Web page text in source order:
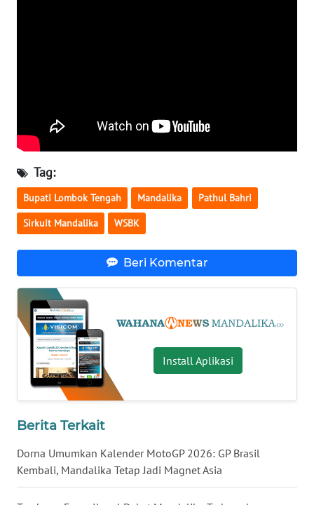
Tag:
Bupati Lombok Tengah Mandalika Pathul Bahri
Sirkuit Mandalika WSBK
Beri Komentar
Install Aplikasi
Berita Terkait
Dorna Umumkan Kalender MotoGP 2026: GP Brasil
Kembali, Mandalika Tetap Jadi Magnet Asia
BENGKULU
LAMPUNG
WN
JATENG
NUSANTARA
WN
JOGJA
WN
JATIM
WN
BALI
WN
KALBAR